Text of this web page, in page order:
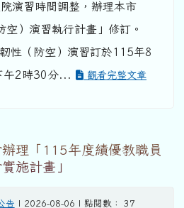
演習時間調整，辦理本市
空）演習執行計畫」修訂。
性（防空）演習訂於115年8
午2時30分...
觀看完整文章
理「115年度績優教職員
施計畫」
告 | 2026-08-06 | 點閱數： 37